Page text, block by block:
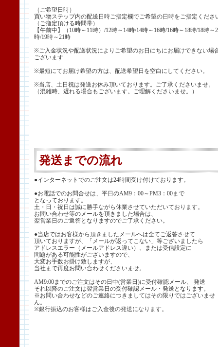
（ご希望日時）
買い物ステップ内の配送日時ご指定欄でご希望の日時をご指定くださ
（ご指定頂ける時間帯）
【午前中】（10時～11時）/12時～14時/14時～16時/16時～18時/18時～
時/19時～21時
※ご入金状況や配送状況によりご希望のお日にちにお届けできない場
ございます
※最短にてお届け希望の方は、配送希望日を空白にしてください。
※当店、土日祝は発送お休み頂いております。ご了承くださいませ。
（混雑時、遅れる場合もございます。ご理解くださいませ。）
発送までの流れ
●インターネットでのご注文は24時間受け付けております。
●お電話でのお問合せは、平日のAM9：00～PM3：00まで
となっております。
土・日・祝日は誠に勝手ながら休業させていただいております。
お問い合わせ等のメールを頂きました場合は、
翌営業日のご返答となりますのでご了承ください。
●当店ではお客様から頂きましたメールへは全てご返答させて
頂いておりますが、「メールが返ってこない」等ございましたら
アドレスエラー（メールアドレス違い）、または受信設定に
問題がある可能性がございますので、
大変お手数お掛け致しますが、
当社まで再度お問い合わせくださいませ。
AM9:00までのご注文はその日中(営業日)に受付確認メール、 発送
それ以降のご注文は翌営業日の受付確認メール・発送となります。
※お問い合わせなどのご連絡につきましてはその限りではございませ
ん。
※銀行振込のお客様はご入金後の発送になります。